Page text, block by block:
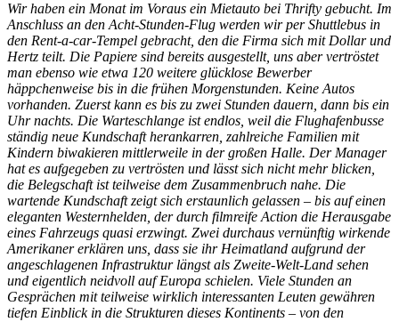
Wir haben ein Monat im Voraus ein Mietauto bei Thrifty gebucht. Im
Anschluss an den Acht-Stunden-Flug werden wir per Shuttlebus in
den Rent-a-car-Tempel gebracht, den die Firma sich mit Dollar und
Hertz teilt. Die Papiere sind bereits ausgestellt, uns aber vertröstet
man ebenso wie etwa 120 weitere glücklose Bewerber
häppchenweise bis in die frühen Morgenstunden. Keine Autos
vorhanden. Zuerst kann es bis zu zwei Stunden dauern, dann bis ein
Uhr nachts. Die Warteschlange ist endlos, weil die Flughafenbusse
ständig neue Kundschaft herankarren, zahlreiche Familien mit
Kindern biwakieren mittlerweile in der großen Halle. Der Manager
hat es aufgegeben zu vertrösten und lässt sich nicht mehr blicken,
die Belegschaft ist teilweise dem Zusammenbruch nahe. Die
wartende Kundschaft zeigt sich erstaunlich gelassen – bis auf einen
eleganten Westernhelden, der durch filmreife Action die Herausgabe
eines Fahrzeugs quasi erzwingt. Zwei durchaus vernünftig wirkende
Amerikaner erklären uns, dass sie ihr Heimatland aufgrund der
angeschlagenen Infrastruktur längst als Zweite-Welt-Land sehen
und eigentlich neidvoll auf Europa schielen. Viele Stunden an
Gesprächen mit teilweise wirklich interessanten Leuten gewähren
tiefen Einblick in die Strukturen dieses Kontinents – von den